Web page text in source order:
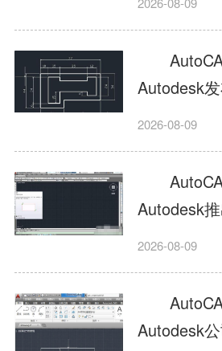
行业工程
纸标签页、
协同设计
令行智能
理，支持
云扫描数
DWG图纸
Autodesk
CAD制图
绘图工具
维绘图、
设计及基
应用于建筑
造、土木
多个行业
畅度与文
2026-08-09
Autodesk
图设计软
建模作业
械、市政
业场景。
2026-08-09
Autodesk